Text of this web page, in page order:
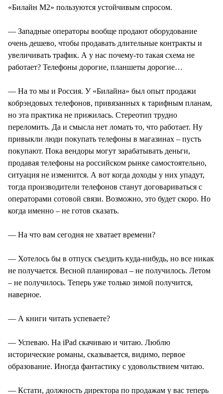
«Билайн М2» пользуются устойчивым спросом.
— Западные операторы вообще продают оборудование
очень дешево, чтобы продавать длительные контракты и
увеличивать трафик. А у нас почему-то такая схема не
работает? Телефоны дорогие, планшеты дорогие…
— На то мы и Россия. У «Билайна» был опыт продажи
кобрэндовых телефонов, привязанных к тарифным планам,
но эта практика не прижилась. Стереотип трудно
переломить. Да и смысла нет ломать то, что работает. Ну
привыкли люди покупать телефоны в магазинах – пусть
покупают. Пока вендоры могут зарабатывать деньги,
продавая телефоны на российском рынке самостоятельно,
ситуация не изменится. А вот когда доходы у них упадут,
тогда производители телефонов станут договариваться с
операторами сотовой связи. Возможно, это будет скоро. Но
когда именно – не готов сказать.
— На что вам сегодня не хватает времени?
— Хотелось бы в отпуск съездить куда-нибудь, но все никак
не получается. Весной планировал – не получилось. Летом
– не получилось. Теперь уже только зимой получится,
наверное.
— А книги читать успеваете?
— Успеваю. На iPad скачиваю и читаю. Люблю
исторические романы, сказывается, видимо, первое
образование. Иногда фантастику с удовольствием читаю.
— Кстати, должность директора по продажам у вас теперь